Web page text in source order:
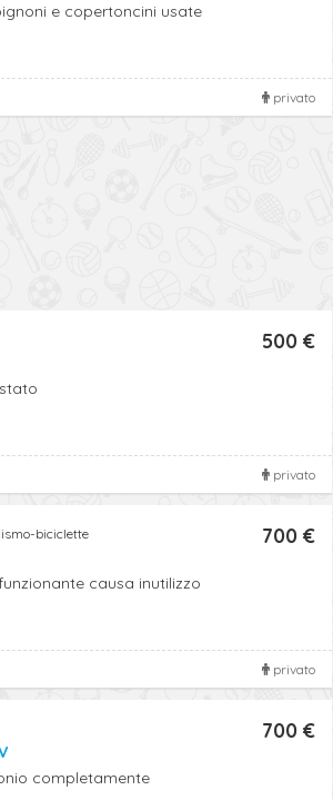
e copertoncini usate
privato
500 €
privato
biciclette
causa inutilizzo
700 €
privato
completamente
700 €